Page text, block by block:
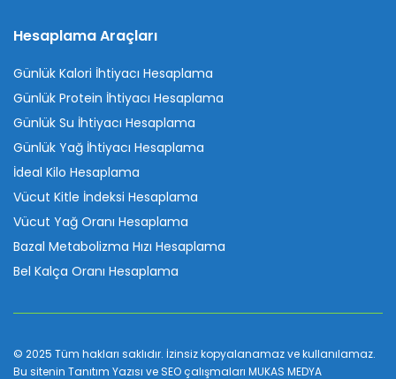
Hesaplama Araçları
Günlük Kalori İhtiyacı Hesaplama
Günlük Protein İhtiyacı Hesaplama
Günlük Su İhtiyacı Hesaplama
Günlük Yağ İhtiyacı Hesaplama
İdeal Kilo Hesaplama
Vücut Kitle İndeksi Hesaplama
Vücut Yağ Oranı Hesaplama
Bazal Metabolizma Hızı Hesaplama
Bel Kalça Oranı Hesaplama
© 2025 Tüm hakları saklıdır. İzinsiz kopyalanamaz ve kullanılamaz.
Bu sitenin Tanıtım Yazısı ve SEO çalışmaları MUKAS MEDYA